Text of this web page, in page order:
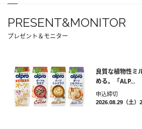
PRESENT&MONITOR
プレゼント＆モニター
良質な植物性ミ
める。「ALP...
申込締切
2026.08.29（土）